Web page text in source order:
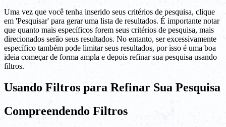
Uma vez que você tenha inserido seus critérios de pesquisa, clique
em 'Pesquisar' para gerar uma lista de resultados. É importante notar
que quanto mais específicos forem seus critérios de pesquisa, mais
direcionados serão seus resultados. No entanto, ser excessivamente
específico também pode limitar seus resultados, por isso é uma boa
ideia começar de forma ampla e depois refinar sua pesquisa usando
filtros.
Usando Filtros para Refinar Sua Pesquisa
Compreendendo Filtros